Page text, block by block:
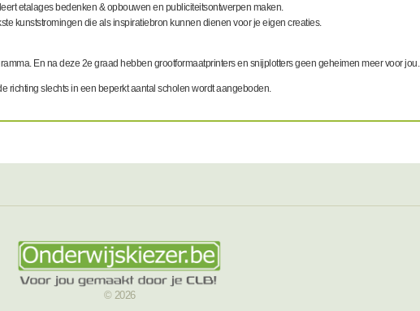
etalages bedenken & opbouwen en publiciteitsontwerpen maken.
kunststromingen die als inspiratiebron kunnen dienen voor je eigen creaties.
En na deze 2e graad hebben grootformaatprinters en snijplotters geen geheimen meer voor jou.
richting slechts in een beperkt aantal scholen wordt aangeboden.
© 2026